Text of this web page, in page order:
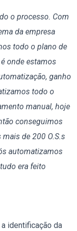
o processo. Com
da empresa
todo o plano de
onde estamos
ganho
todo o
manual, hoje
conseguimos
de 200 O.S.s
automatizamos
era feito
identificação da